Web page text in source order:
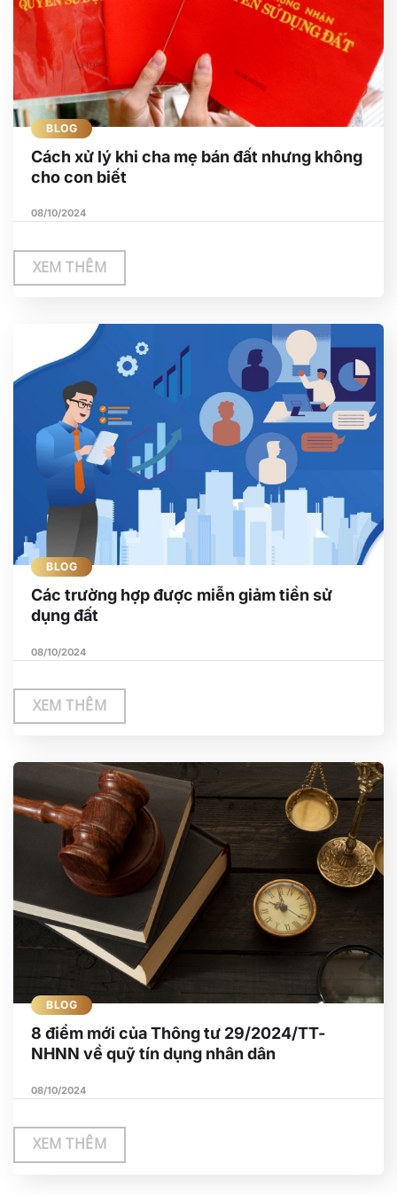
BLOG
Cách xử lý khi cha mẹ bán đất nhưng không
cho con biết
08/10/2024
XEM THÊM
BLOG
Các trường hợp được miễn giảm tiền sử
dụng đất
08/10/2024
XEM THÊM
BLOG
8 điểm mới của Thông tư 29/2024/TT-
NHNN về quỹ tín dụng nhân dân
08/10/2024
XEM THÊM